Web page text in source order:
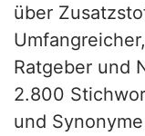
über
Ratgeber und
2.800
und